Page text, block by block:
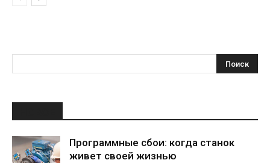
Программные сбои: когда станок
живет своей жизнью